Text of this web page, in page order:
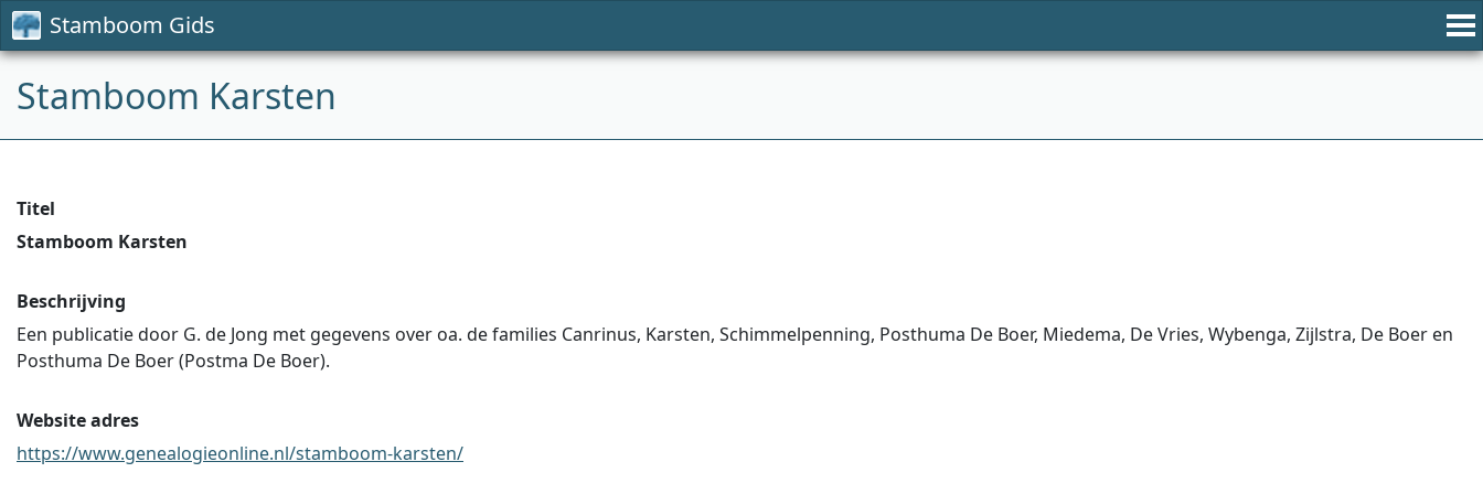
Stamboom Gids
Stamboom Karsten
Titel
Stamboom Karsten
Beschrijving
Een publicatie door G. de Jong met gegevens over oa. de families Canrinus, Karsten, Schimmelpenning, Posthuma De Boer, Miedema, De Vries, Wybenga, Zijlstra, De Boer en
Posthuma De Boer (Postma De Boer).
Website adres
https://www.genealogieonline.nl/stamboom-karsten/